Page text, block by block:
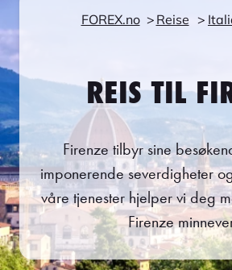
FOREX.no Reise
REIS TIL
Firenze tilbyr sine
imponerende severdigheter
våre tjenester hjelper vi deg
Firenze